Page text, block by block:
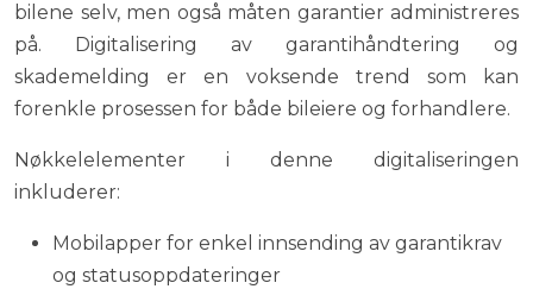
bilene selv, men også måten garantier administreres
på. Digitalisering av garantihåndtering og
skademelding er en voksende trend som kan
forenkle prosessen for både bileiere og forhandlere.
Nøkkelelementer i denne digitaliseringen
inkluderer:
Mobilapper for enkel innsending av garantikrav
og statusoppdateringer